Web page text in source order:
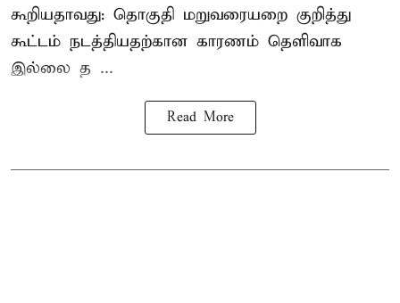
கூறியதாவது: தொகுதி மறுவரையறை குறித்து
கூட்டம் நடத்தியதற்கான காரணம் தெளிவாக
இல்லை த ...
Read More